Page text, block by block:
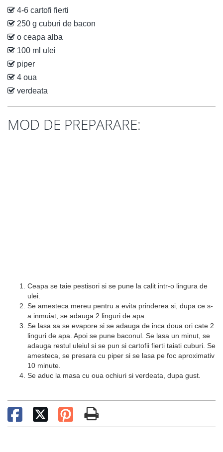
4-6 cartofi fierti
250 g cuburi de bacon
o ceapa alba
100 ml ulei
piper
4 oua
verdeata
MOD DE PREPARARE:
Ceapa se taie pestisori si se pune la calit intr-o lingura de
ulei.
Se amesteca mereu pentru a evita prinderea si, dupa ce s-
a inmuiat, se adauga 2 linguri de apa.
Se lasa sa se evapore si se adauga de inca doua ori cate 2
linguri de apa. Apoi se pune baconul. Se lasa un minut, se
adauga restul uleiul si se pun si cartofii fierti taiati cuburi. Se
amesteca, se presara cu piper si se lasa pe foc aproximativ
10 minute.
Se aduc la masa cu oua ochiuri si verdeata, dupa gust.